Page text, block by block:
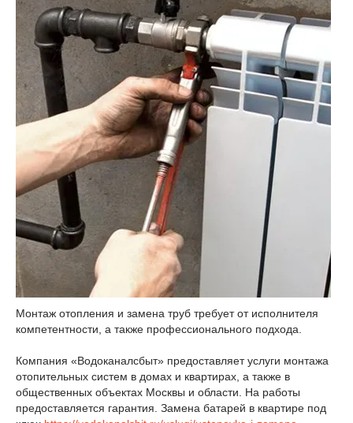
Монтаж отопления и замена труб требует от исполнителя
компетентности, а также профессионального подхода.
Компания «Водоканалсбыт» предоставляет услуги монтажа
отопительных систем в домах и квартирах, а также в
общественных объектах Москвы и области. На работы
предоставляется гарантия. Замена батарей в квартире под